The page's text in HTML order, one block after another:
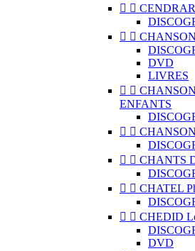
 
 
DVD
LIVRES
 
ENFANTS
 
  CHANTS
  CHATEL
  CHEDID
DVD